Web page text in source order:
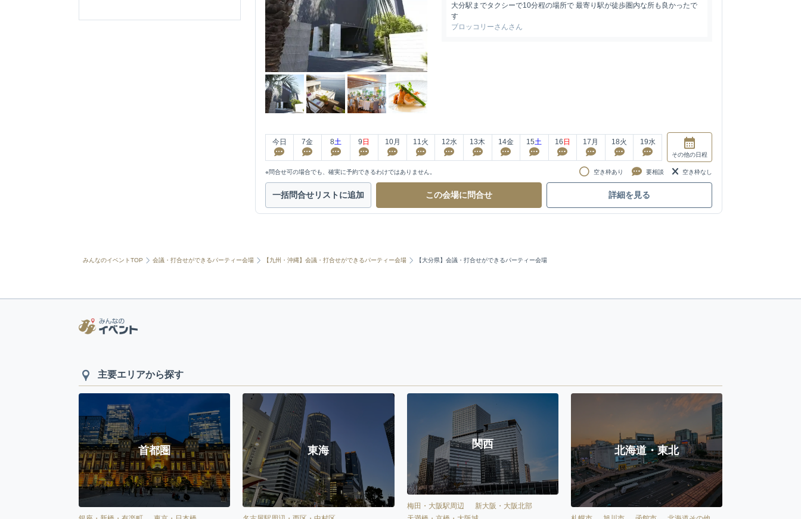
大分駅までタクシーで10分程の場所で 最寄り駅が徒歩圏内な所も良かったで
す
ブロッコリーさんさん
今日 7金 8土 9 日 10月 11 火 12水 13木 14金 15土 16 日 17 月 18火 19水
その他の日程
※問合せ可の場合でも、確実に予約できるわけではありません。 空き枠あり 要相談 空き枠なし
一括問合せリストに追加 この会場に問合せ 詳細を見る
みんなのイベントTOP 会議・打合せができるパーティー会場 【九州・沖縄】会議・打合せができるパーティー会場 【大分県】会議・打合せができるパーティー会場
主要エリアから探す
首都圏 東海
関西
梅田・大阪駅周辺
新大阪・大阪北部
北海道・東北